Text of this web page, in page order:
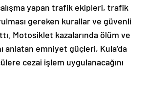
yapan trafik ekipleri, trafik
gereken kurallar ve güvenli
Motosiklet kazalarında ölüm ve
anlatan emniyet güçleri, Kula’da
cezai işlem uygulanacağını